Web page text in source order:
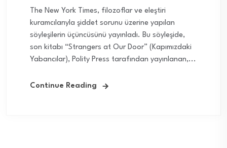
The New York Times, filozoflar ve eleştiri
kuramcılarıyla şiddet sorunu üzerine yapılan
söyleşilerin üçüncüsünü yayınladı. Bu söyleşide,
son kitabı “Strangers at Our Door” (Kapımızdaki
Yabancılar), Polity Press tarafından yayınlanan,...
Continue Reading